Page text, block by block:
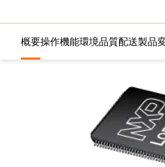
概要操作機能環境品質配送製品